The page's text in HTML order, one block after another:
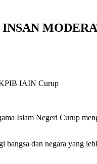
KPIB IAIN Curup
Islam Negeri Curup
dan negara yang